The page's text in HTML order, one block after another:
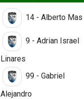
14 - Alberto Mas
9 - Adrian Israel
Linares
99 - Gabriel
Alejandro